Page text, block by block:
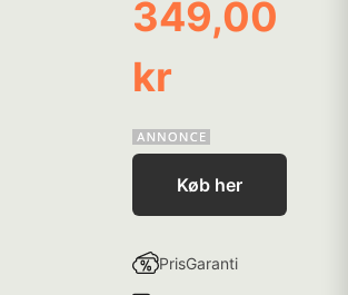
349,00
kr
Køb her
PrisGaranti